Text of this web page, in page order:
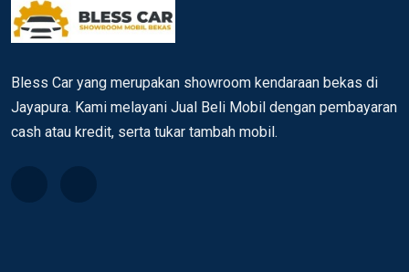
Bless Car yang merupakan showroom kendaraan bekas di
Jayapura. Kami melayani Jual Beli Mobil dengan pembayaran
cash atau kredit, serta tukar tambah mobil.